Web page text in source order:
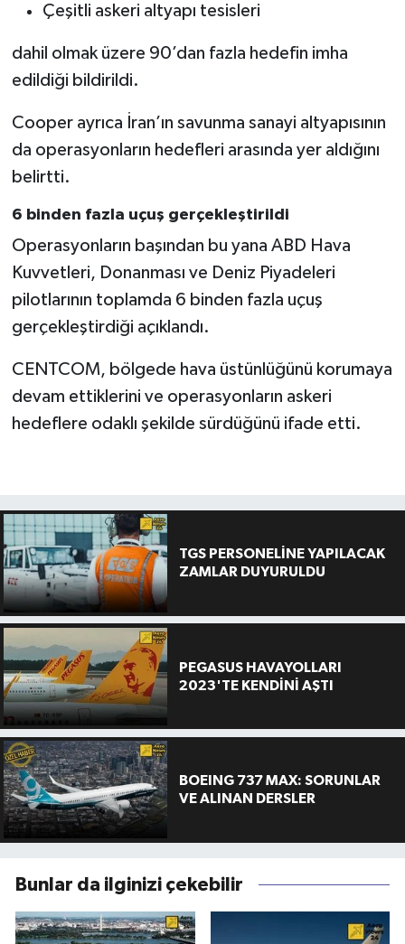
Çeşitli askeri altyapı tesisleri
dahil olmak üzere 90’dan fazla hedefin imha
edildiği bildirildi.
Cooper ayrıca İran’ın savunma sanayi altyapısının
da operasyonların hedefleri arasında yer aldığını
belirtti.
6 binden fazla uçuş gerçekleştirildi
Operasyonların başından bu yana ABD Hava
Kuvvetleri, Donanması ve Deniz Piyadeleri
pilotlarının toplamda 6 binden fazla uçuş
gerçekleştirdiği açıklandı.
CENTCOM, bölgede hava üstünlüğünü korumaya
devam ettiklerini ve operasyonların askeri
hedeflere odaklı şekilde sürdüğünü ifade etti.
TGS PERSONELİNE YAPILACAK
ZAMLAR DUYURULDU
PEGASUS HAVAYOLLARI
2023'TE KENDİNİ AŞTI
BOEING 737 MAX: SORUNLAR
VE ALINAN DERSLER
Bunlar da ilginizi çekebilir